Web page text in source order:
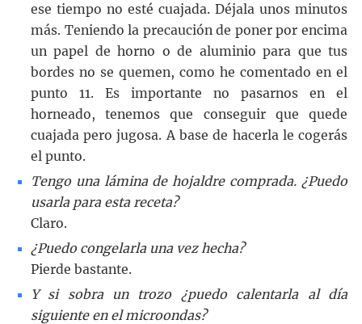
ese tiempo no esté cuajada. Déjala unos minutos
más. Teniendo la precaución de poner por encima
un papel de horno o de aluminio para que tus
bordes no se quemen, como he comentado en el
punto 11. Es importante no pasarnos en el
horneado, tenemos que conseguir que quede
cuajada pero jugosa. A base de hacerla le cogerás
el punto.
Tengo una lámina de hojaldre comprada. ¿Puedo
usarla para esta receta?
Claro.
¿Puedo congelarla una vez hecha?
Pierde bastante.
Y si sobra un trozo ¿puedo calentarla al día
siguiente en el microondas?